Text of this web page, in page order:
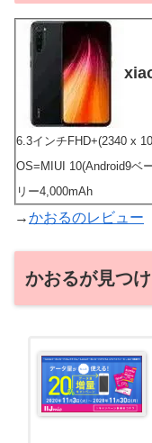
6.3インチFHD+(2340 x
OS=MIUI 10(Android9ベ
リー4,000mAh
→かおるのレビュー
かおるが見つ